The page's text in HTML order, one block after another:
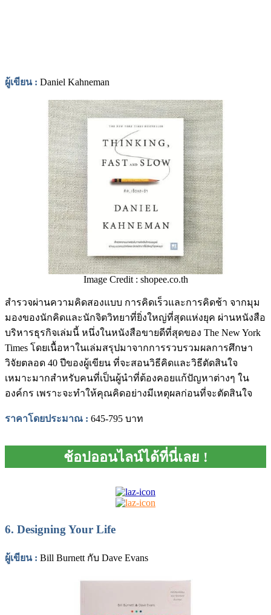
ผู้เขียน: Daniel Kahneman
Image Credit : shopee.co.th
สำรวจผ่านความคิดสองแบบ การคิดเร็วและการคิดช้า จากมุม
มองของนักคิดและนักจิตวิทยาที่ยิ่งใหญ่ที่สุดแห่งยุค ผ่านหนังสือ
บริหารธุรกิจเล่มนี้ หนึ่งในหนังสือขายดีที่สุดของ The New York
Times โดยเนื้อหาในเล่มสรุปมาจากการรวบรวมผลการศึกษา
วิจัยตลอด 40 ปีของผู้เขียน ที่จะสอนวิธีคิดและวิธีตัดสินใจ
เหมาะมากสำหรับคนที่เป็นผู้นำที่ต้องคอยแก้ปัญหาต่างๆ ใน
องค์กร เพราะจะทำให้คุณคิดอย่างมีเหตุผลก่อนที่จะตัดสินใจ
ราคาโดยประมาณ : 645-795 บาท
ช้อปออนไลน์ได้ที่นี่เลย !
6. Designing Your Life
ผู้เขียน: Bill Burnett กับ Dave Evans